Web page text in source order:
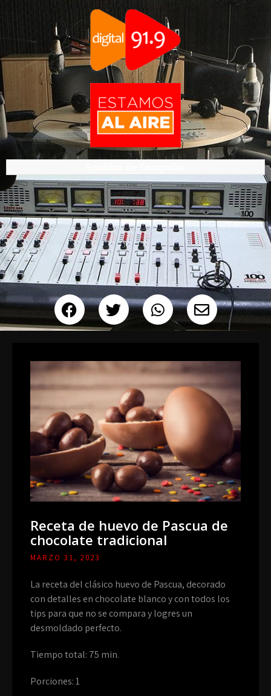
Receta de huevo de Pascua de
chocolate tradicional
MARZO 31, 2023
La receta del clásico huevo de Pascua, decorado
con detalles en chocolate blanco y con todos los
tips para que no se compara y logres un
desmoldado perfecto.
Tiempo total: 75 min.
Porciones: 1